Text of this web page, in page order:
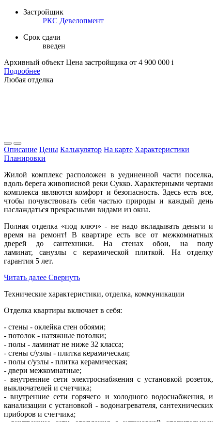
Застройщик
РКС Девелопмент
Срок сдачи
введен
Архивный объект Цена застройщика от 4 900 000 i
Подробнее
Любая отделка
Описание Цены Калькулятор На карте Характеристики
Планировки
Жилой комплекс расположен в уединенной части поселка,
вдоль берега живописной реки Сукко. Характерными чертами
комплекса являются комфорт и безопасность. Здесь есть все,
чтобы почувствовать себя частью природы и каждый день
наслаждаться прекрасными видами из окна.
Полная отделка «под ключ» - не надо вкладывать деньги и
время на ремонт! В квартире есть все от межкомнатных
дверей до сантехники. На стенах обои, на полу
ламинат, санузлы с керамической плиткой. На отделку
гарантия 5 лет.
Читать далее Свернуть
Технические характеристики, отделка, коммуникации
Отделка квартиры включает в себя:
- стены - оклейка стен обоями;
- потолок - натяжные потолки;
- полы - ламинат не ниже 32 класса;
- стены с/узлы - плитка керамическая;
- полы с/узлы - плитка керамическая;
- двери межкомнатные;
- внутренние сети электроснабжения с установкой розеток,
выключателей и счетчика;
- внутренние сети горячего и холодного водоснабжения, и
канализации с установкой - водонагревателя, сантехнических
приборов и счетчика;